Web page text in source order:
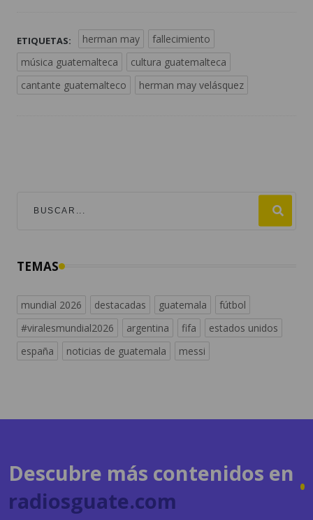
ETIQUETAS: herman may
fallecimiento
música guatemalteca
cultura guatemalteca
cantante guatemalteco
herman may velásquez
TEMAS
mundial 2026 destacadas guatemala
fútbol
#viralesmundial2026
argentina fifa
estados unidos
españa
noticias de guatemala messi
Descubre más contenidos en
radiosguate.com